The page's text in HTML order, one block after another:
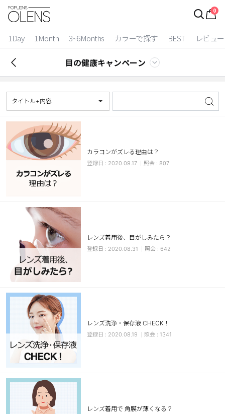
0
1Day 1Month 3~6Months カラーで探す BEST レビュー
ログイン
カラコン比較
今月限定特典
ベスト
カラコン
装着期間
1 Day
2 Weeks
1 Month
カラー
ブラウン
チョコ
グレー
ヘーゼル
ブルー
透明
ハロウィンカラコン
ケア用品
レビュー
EYEしてる
目の健康キャンペーン
タイトル+内容
カラコンがズレる理由は？
2020.09.17 807
レンズ着用後、目がしみたら？
2020.08.31 642
レンズ洗浄・保存液 CHECK！
2020.08.19 1341
レンズ着用で 角膜が薄くなる？